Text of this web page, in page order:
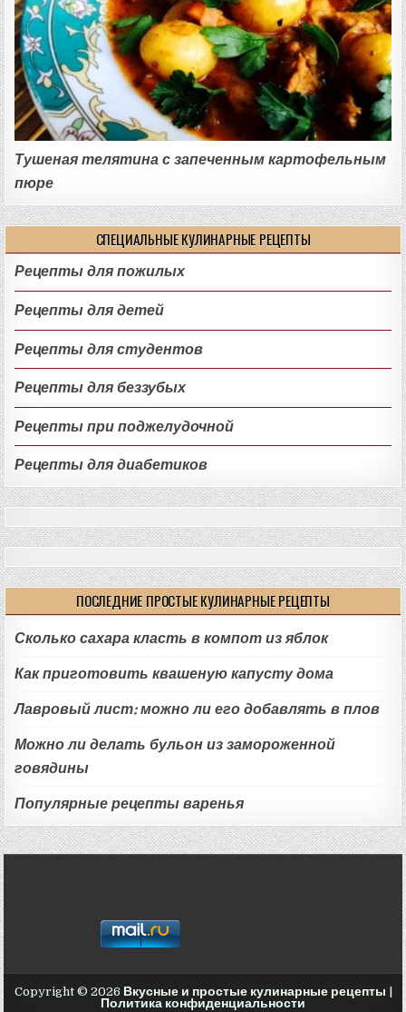
Тушеная телятина с запеченным картофельным
пюре
СПЕЦИАЛЬНЫЕ КУЛИНАРНЫЕ РЕЦЕПТЫ
Рецепты для пожилых
Рецепты для детей
Рецепты для студентов
Рецепты для беззубых
Рецепты при поджелудочной
Рецепты для диабетиков
ПОСЛЕДНИЕ ПРОСТЫЕ КУЛИНАРНЫЕ РЕЦЕПТЫ
Сколько сахара класть в компот из яблок
Как приготовить квашеную капусту дома
Лавровый лист: можно ли его добавлять в плов
Можно ли делать бульон из замороженной
говядины
Популярные рецепты варенья
Copyright © 2026 Вкусные и простые кулинарные рецепты
Политика конфиденциальности